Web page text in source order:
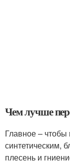
Чем лучше
Главное –
синтетическим,
плесень и